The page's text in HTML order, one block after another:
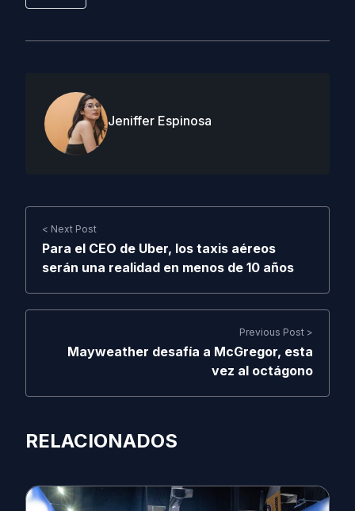
Jeniffer Espinosa
< Next Post
Para el CEO de Uber, los taxis aéreos
serán una realidad en menos de 10 años
Previous Post >
Mayweather desafía a McGregor, esta
vez al octágono
RELACIONADOS